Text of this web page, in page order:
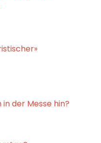
der Messe hin?